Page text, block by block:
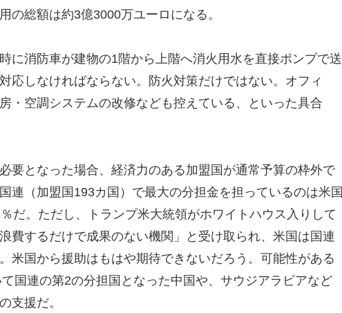
の総額は約3億3000万ユーロになる。
に消防車が建物の1階から上階へ消火用水を直接ポンプで送
応しなければならない。防火対策だけではない。オフィ
・空調システムの改修なども控えている、といった具合
要となった場合、経済力のある加盟国が通常予算の枠外で
連（加盟国193カ国）で最大の分担金を担っているのは米国
だ。ただし、トランプ米大統領がホワイトハウス入りして
費するだけで成果のない機関」と受け取られ、米国は国連
米国から援助はもはや期待できないだろう。可能性がある
国連の第2の分担国となった中国や、サウジアラビアなど
支援だ。